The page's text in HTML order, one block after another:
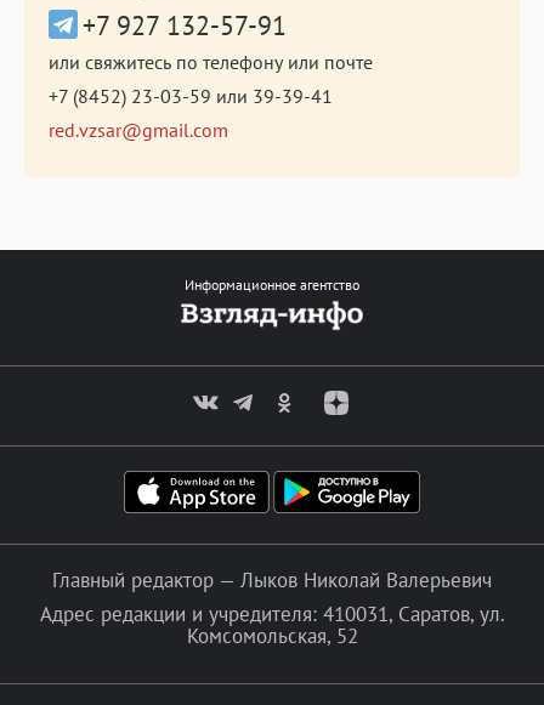
+7 927 132-57-91
или свяжитесь по телефону или почте
+7 (8452) 23-03-59 или 39-39-41
red.vzsar@gmail.com
Информационное агентство
Главный редактор — Лыков Николай Валерьевич
Адрес редакции и учредителя: 410031, Саратов, ул.
Комсомольская, 52